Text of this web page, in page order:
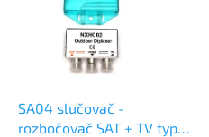
SA04 slučovač -
rozbočovač SAT + TV typ